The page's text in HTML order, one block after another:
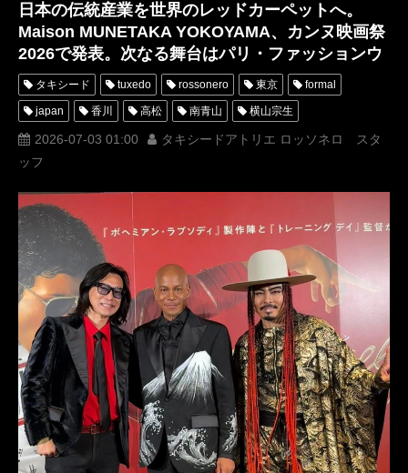
日本の伝統産業を世界のレッドカーペットへ。
Maison MUNETAKA YOKOYAMA、カンヌ映画祭
2026で発表。次なる舞台はパリ・ファッションウ
ィーク
タキシード tuxedo rossonero 東京 formal
japan 香川 高松 南青山 横山宗生
株式会社マイモード
一般社団法人日本フォーマルウェア文化普及協会
タキシードアトリエ ロッソネロ 西陣織 JFCA
レッドカーペット
菅野祐悟 カンヌ映画祭
伝統産業 カンヌ MaisonMUNETAKAYOKOYAMA
西陣織もりさん 江原産業 行方工業 保多織
岩部保多織本舗 京友禅 NOBMIYAKE キモノドレス
ファッションウィーク ラグジュアリーブランド
TIMEFranceHouse オニリク ONIRIQ
JAPAN LUXURY CULTURE EXHIBITION in CANES 2026
Japanesque Sustainable Riviera Formal 南フランス
リヴィエラ キモノタキシード 丹後シルク
2026-07-03 01:00
タキシードアトリエ ロッソネロ スタ
ッフ